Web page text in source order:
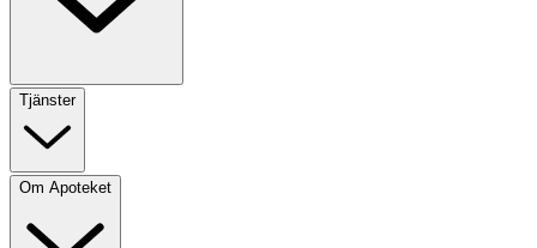
Tjänster
Om Apoteket